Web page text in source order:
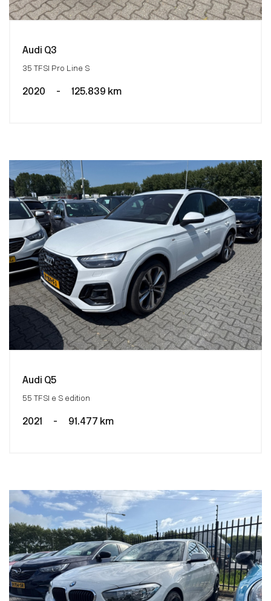
Audi Q3
35 TFSI Pro Line S
2020 - 125.839 km
Audi Q5
55 TFSI e S edition
2021 - 91.477 km